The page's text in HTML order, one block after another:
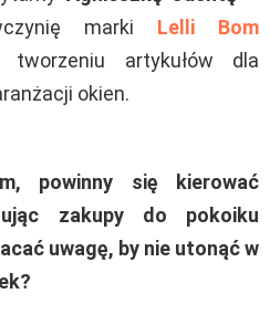
marki Lelli Bom
artykułów dla
okien.
powinny się kierować
zakupy do pokoiku
uwagę, by nie utonąć w